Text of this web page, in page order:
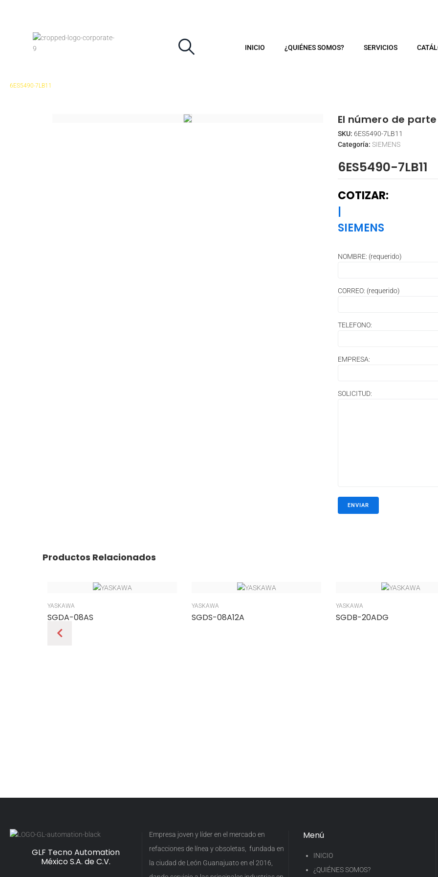
INICIO ¿QUIÉNES SOMOS? SERVICIOS
6ES5490-7LB11
El número de
SKU: 6ES5490-7LB11
Categoría: SIEMENS
6ES5490-7LB11
COTIZAR:
|
SIEMENS
NOMBRE: (requerido)
CORREO: (requerido)
TELEFONO:
EMPRESA:
SOLICITUD:
Productos Relacionados
YASKAWA
SGDA-08AS
YASKAWA
SGDS-08A12A
YASKAWA
SGDB-20ADG
GLF Tecno Automation
México S.A. de C.V.
Empresa joven y líder en el mercado en
refacciones de línea y obsoletas, fundada en
la ciudad de León Guanajuato en el 2016,
Menú
INICIO
¿QUIÉNES SOMOS?